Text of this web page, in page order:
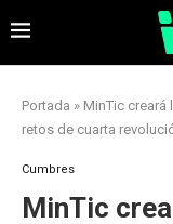
Portada » MinTic
retos de cuarta
Cumbres
MinTic